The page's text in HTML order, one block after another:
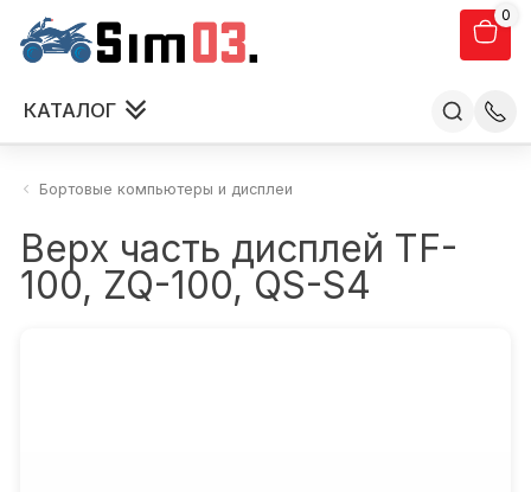
0
КАТАЛОГ
Бортовые компьютеры и дисплеи
Верх часть дисплей ТF-
100, ZQ-100, QS-S4